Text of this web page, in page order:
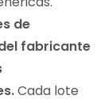
de
fabricante
Cada lote